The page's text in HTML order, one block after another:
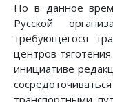
Но в данное
Русской
требующегося
центров
инициативе